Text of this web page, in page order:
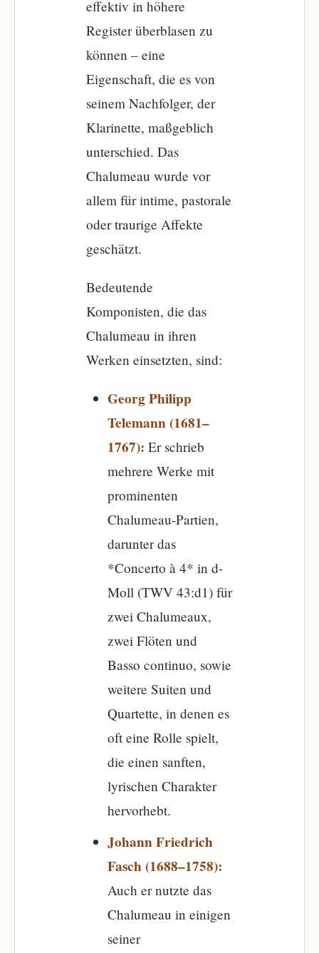
effektiv in höhere
Register überblasen zu
können – eine
Eigenschaft, die es von
seinem Nachfolger, der
Klarinette, maßgeblich
unterschied. Das
Chalumeau wurde vor
allem für intime, pastorale
oder traurige Affekte
geschätzt.
Bedeutende
Komponisten, die das
Chalumeau in ihren
Werken einsetzten, sind:
Georg Philipp
Telemann (1681–
1767): Er schrieb
mehrere Werke mit
prominenten
Chalumeau-Partien,
darunter das
*Concerto à 4* in d-
Moll (TWV 43:d1) für
zwei Chalumeaux,
zwei Flöten und
Basso continuo, sowie
weitere Suiten und
Quartette, in denen es
oft eine Rolle spielt,
die einen sanften,
lyrischen Charakter
hervorhebt.
Johann Friedrich
Fasch (1688–1758):
Auch er nutzte das
Chalumeau in einigen
seiner